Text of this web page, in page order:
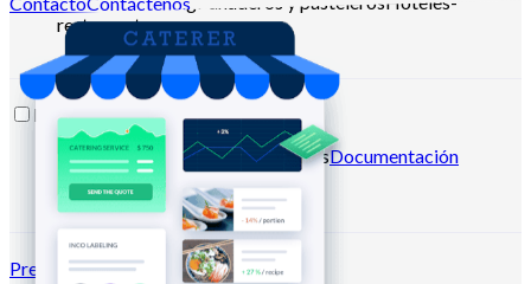
restaurante
Recursos
BlogCentro de ayudaNewslettersDocumentación
APIDocumentación MCP
Precios